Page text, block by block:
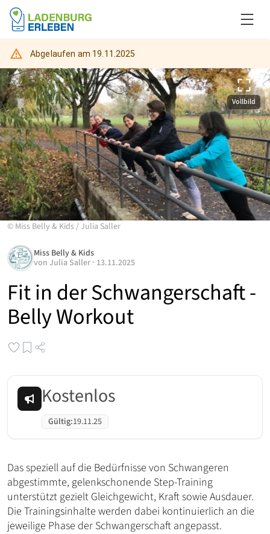
Abgelaufen am 19.11.2025
Vollbild
© Miss Belly & Kids/ Julia Saller
Fit in der Schwangerschaft -
Belly Workout
Miss Belly & Kids
von Julia Saller · 13.11.2025
Kostenlos
Gültig:19.11.25
Das speziell auf die Bedürfnisse von Schwangeren
abgestimmte, gelenkschonende Step-Training
unterstützt gezielt Gleichgewicht, Kraft sowie Ausdauer.
Die Trainingsinhalte werden dabei kontinuierlich an die
jeweilige Phase der Schwangerschaft angepasst.